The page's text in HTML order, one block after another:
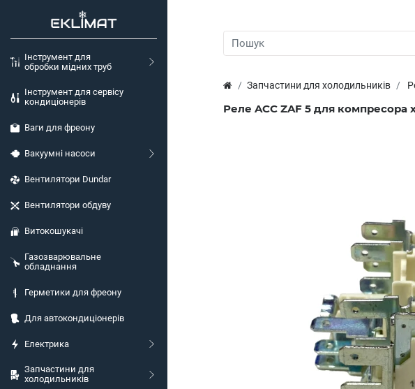
Інструмент для
обробки мідних труб
Інструмент для сервісу
кондиціонерів
Ваги для фреону
Вакуумні насоси
Вентилятори Dundar
Вентилятори обдуву
Витокошукачі
Газозварювальне
обладнання
Герметики для фреону
Для автокондиціонерів
Електрика
Запчастини для
холодильників
Запчастини для холодильників
Реле ACC ZAF 5 для компресора